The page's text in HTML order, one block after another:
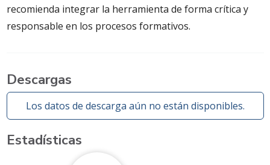
recomienda integrar la herramienta de forma crítica y
responsable en los procesos formativos.
Descargas
Los datos de descarga aún no están disponibles.
Estadísticas